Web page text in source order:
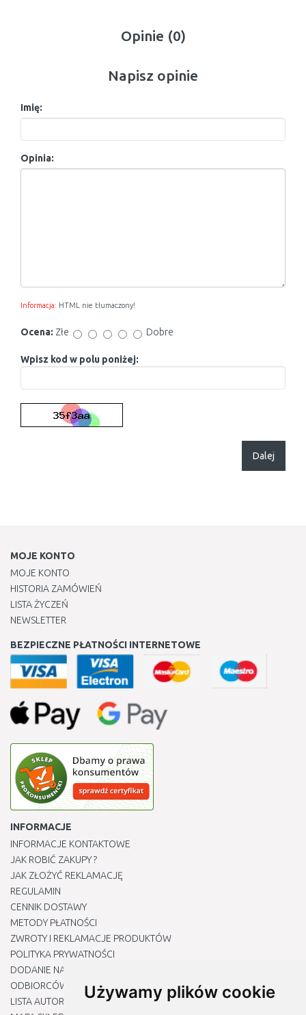
Używamy plików cookie
Opinie (0)
Napisz opinie
Imię:
Opinia:
Informacja: HTML nie tłumaczony!
Ocena: Złe Dobre
Wpisz kod w polu poniżej:
Dalej
MOJE KONTO
MOJE KONTO
HISTORIA ZAMÓWIEŃ
LISTA ŻYCZEŃ
NEWSLETTER
BEZPIECZNE PŁATNOŚCI INTERNETOWE
INFORMACJE
INFORMACJE KONTAKTOWE
JAK ROBIĆ ZAKUPY ?
JAK ZŁOŻYĆ REKLAMACJĘ
REGULAMIN
CENNIK DOSTAWY
METODY PŁATNOŚCI
ZWROTY I REKLAMACJE PRODUKTÓW
POLITYKA PRYWATNOŚCI
DODANIE NASZYCH ADRESÓW E-MAIL DO LISTY ZAUFANYCH
ODBIORCÓW
LISTA AUTORYZOWANYCH CENTRÓW SERWISOWYCH